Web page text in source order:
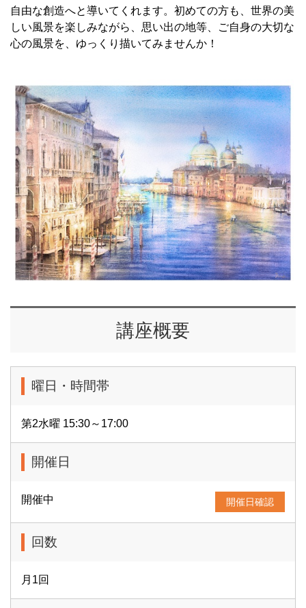
自由な創造へと導いてくれます。初めての方も、世界の美
しい風景を楽しみながら、思い出の地等、ご自身の大切な
心の風景を、ゆっくり描いてみませんか！
講座概要
曜日・時間帯
第2水曜 15:30～17:00
開催日
開催中 開催日確認
回数
月1回